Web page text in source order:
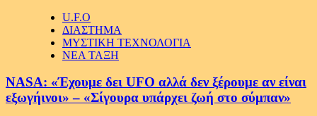
U.F.O
ΔΙΑΣΤΗΜΑ
ΜΥΣΤΙΚΗ ΤΕΧΝΟΛΟΓΙΑ
ΝΕΑ ΤΑΞΗ
NASA: «Έχουμε δει UFO αλλά δεν ξέρουμε αν είναι
εξωγήινοι» – «Σίγουρα υπάρχει ζωή στο σύμπαν»